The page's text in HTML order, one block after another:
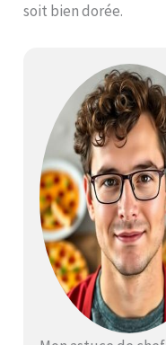
soit bien dorée.